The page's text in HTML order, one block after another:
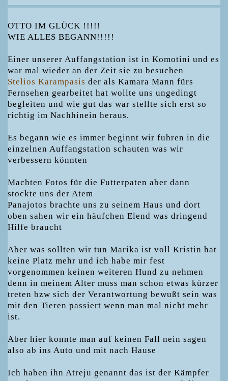
OTTO IM GLÜCK !!!!!
WIE ALLES BEGANN!!!!!
Einer unserer Auffangstation ist in Komotini und es
war mal wieder an der Zeit sie zu besuchen
Stelios Karampasis der als Kamara Mann fürs
Fernsehen gearbeitet hat wollte uns ungedingt
begleiten und wie gut das war stellte sich erst so
richtig im Nachhinein heraus.
Es begann wie es immer beginnt wir fuhren in die
einzelnen Auffangstation schauten was wir
verbessern könnten
Machten Fotos für die Futterpaten aber dann
stockte uns der Atem
Panajotos brachte uns zu seinem Haus und dort
oben sahen wir ein häufchen Elend was dringend
Hilfe braucht
Aber was sollten wir tun Marika ist voll Kristin hat
keine Platz mehr und ich habe mir fest
vorgenommen keinen weiteren Hund zu nehmen
denn in meinem Alter muss man schon etwas kürzer
treten bzw sich der Verantwortung bewußt sein was
mit den Tieren passiert wenn man mal nicht mehr
ist.
Aber hier konnte man auf keinen Fall nein sagen
also ab ins Auto und mit nach Hause
Ich haben ihn Atreju genannt das ist der Kämpfer